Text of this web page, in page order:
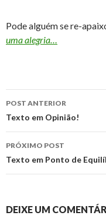
Pode alguém se re-
uma alegria…
Navegação
de
posts
POST ANTERIOR
Texto em Opinião!
PRÓXIMO POST
Texto em Ponto de
DEIXE UM